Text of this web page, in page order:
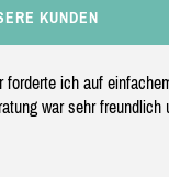
KUNDEN
forderte ich auf
war sehr freundlich